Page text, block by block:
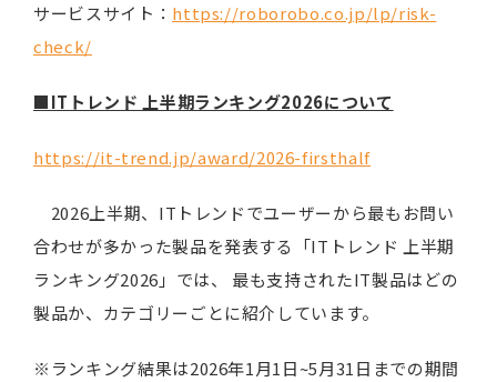
サービスサイト： https://roborobo.co.jp/lp/risk-
check/
■ITトレンド 上半期ランキング2026について
https://it-trend.jp/award/2026-firsthalf
2026上半期、ITトレンドでユーザーから最もお問い
合わせが多かった製品を発表する「ITトレンド 上半期
ランキング2026」では、 最も支持されたIT製品はどの
製品か、カテゴリーごとに紹介しています。
※ランキング結果は2026年1月1日~5月31日までの期間